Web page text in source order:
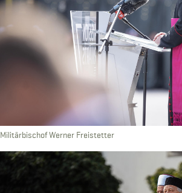
Militärbischof Werner Freistetter